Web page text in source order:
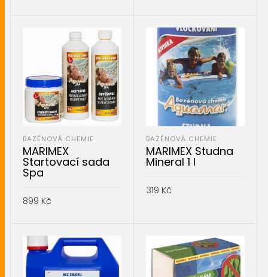
BAZÉNOVÁ CHEMIE
MARIMEX
Startovací sada
Spa
899 Kč
BAZÉNOVÁ CHEMIE
MARIMEX Studna
Mineral 1 l
319 Kč